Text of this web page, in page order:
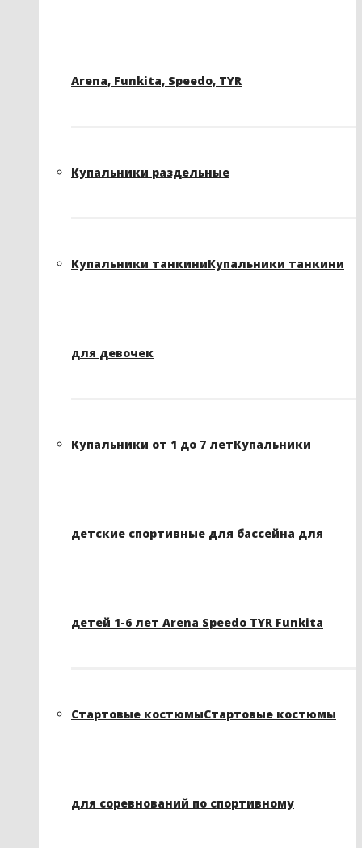
Arena, Funkita, Speedo, TYR
Купальники раздельные
Купальники танкиниКупальники танкини
для девочек
Купальники от 1 до 7 летКупальники
детские спортивные для бассейна для
детей 1-6 лет Arena Speedo TYR Funkita
Стартовые костюмыСтартовые костюмы
для соревнований по спортивному